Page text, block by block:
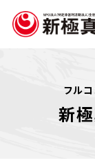
フル
新